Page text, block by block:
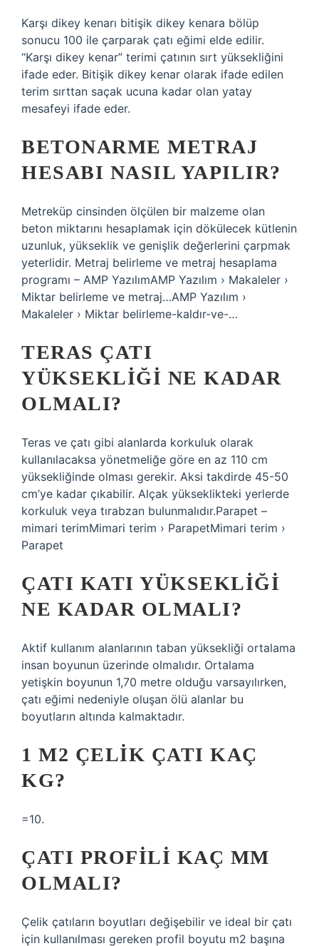
Karşı dikey kenarı bitişik dikey kenara bölüp
sonucu 100 ile çarparak çatı eğimi elde edilir.
“Karşı dikey kenar” terimi çatının sırt yüksekliğini
ifade eder. Bitişik dikey kenar olarak ifade edilen
terim sırttan saçak ucuna kadar olan yatay
mesafeyi ifade eder.
BETONARME METRAJ
HESABI NASIL YAPILIR?
Metreküp cinsinden ölçülen bir malzeme olan
beton miktarını hesaplamak için dökülecek kütlenin
uzunluk, yükseklik ve genişlik değerlerini çarpmak
yeterlidir. Metraj belirleme ve metraj hesaplama
programı – AMP YazılımAMP Yazılım › Makaleler ›
Miktar belirleme ve metraj…AMP Yazılım ›
Makaleler › Miktar belirleme-kaldır-ve-…
TERAS ÇATI
YÜKSEKLIĞI NE KADAR
OLMALI?
Teras ve çatı gibi alanlarda korkuluk olarak
kullanılacaksa yönetmeliğe göre en az 110 cm
yüksekliğinde olması gerekir. Aksi takdirde 45-50
cm’ye kadar çıkabilir. Alçak yükseklikteki yerlerde
korkuluk veya tırabzan bulunmalıdır.Parapet –
mimari terimMimari terim › ParapetMimari terim ›
Parapet
ÇATI KATI YÜKSEKLIĞI
NE KADAR OLMALI?
Aktif kullanım alanlarının taban yüksekliği ortalama
insan boyunun üzerinde olmalıdır. Ortalama
yetişkin boyunun 1,70 metre olduğu varsayılırken,
çatı eğimi nedeniyle oluşan ölü alanlar bu
boyutların altında kalmaktadır.
1 M2 ÇELIK ÇATI KAÇ
KG?
=10.
ÇATI PROFILI KAÇ MM
OLMALI?
Çelik çatıların boyutları değişebilir ve ideal bir çatı
için kullanılması gereken profil boyutu m2 başına